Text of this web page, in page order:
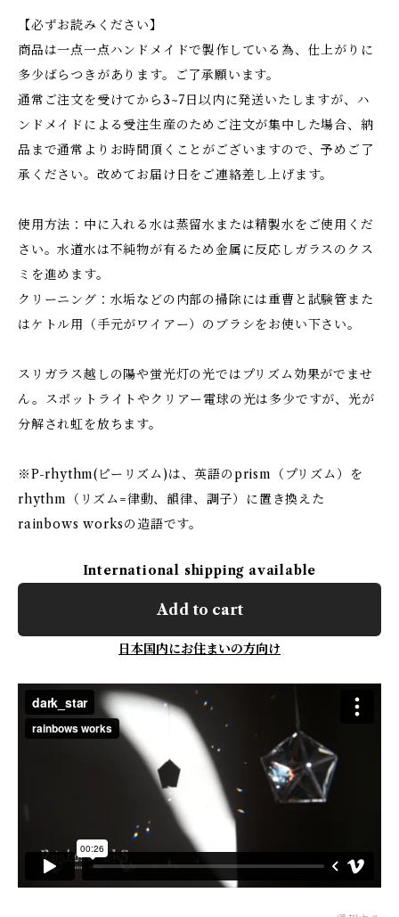
【必ずお読みください】
商品は一点一点ハンドメイドで製作している為、仕上がりに
多少ばらつきがあります。ご了承願います。
通常ご注文を受けてから3~7日以内に発送いたしますが、ハ
ンドメイドによる受注生産のためご注文が集中した場合、納
品まで通常よりお時間頂くことがございますので、予めご了
承ください。改めてお届け日をご連絡差し上げます。
使用方法：中に入れる水は蒸留水または精製水をご使用くだ
さい。水道水は不純物が有るため金属に反応しガラスのクス
ミを進めます。
クリーニング：水垢などの内部の掃除には重曹と試験管また
はケトル用（手元がワイアー）のブラシをお使い下さい。
スリガラス越しの陽や蛍光灯の光ではプリズム効果がでませ
ん。スポットライトやクリアー電球の光は多少ですが、光が
分解され虹を放ちます。
※P-rhythm(ピーリズム)は、英語のprism（プリズム）を
rhythm（リズム=律動、韻律、調子）に置き換えた
rainbows worksの造語です。
International shipping available
Add to cart
日本国内にお住まいの方向け